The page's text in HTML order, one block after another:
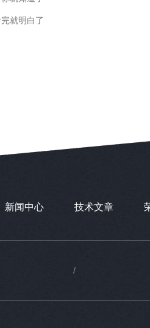
就明白了
新闻中心 技术文章